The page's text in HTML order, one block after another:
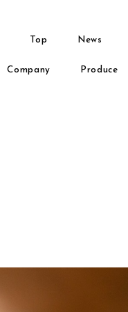
Top News
Company Produce